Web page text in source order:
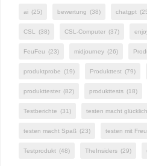
ai (25) bewertung (38) chatgpt
CSL (38) CSL-Computer (37)
FeuFeu (23) midjourney (26)
produktprobe (19) Produkttest (79)
produkttester (82) produkttests (18)
Testberichte (31) testen macht glücklich
testen macht Spaß (23) testen mit
Testprodukt (48) TheInsiders (29)